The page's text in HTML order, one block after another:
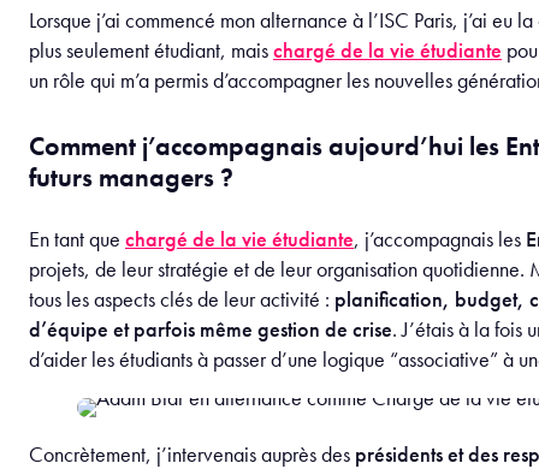
Lorsque j’ai commencé mon alternance à l’ISC Paris, j’ai eu
plus seulement étudiant, maischargé de la vie étudiante
un rôle qui m’a permis d’accompagner les nouvelles
Comment j’accompagnais aujourd’hui les
futurs managers ?
En tant que chargé de la vie étudiante, j’accompagnais les
projets, de leur stratégie et de leur organisation quotidienne.
tous les aspects clés de leur activité : planification, budget,
d’équipe et parfois même gestion de crise. J’étais à la fois
d’aider les étudiants à passer d’une logique “associative” à
Concrètement, j’intervenais auprès des présidents et des